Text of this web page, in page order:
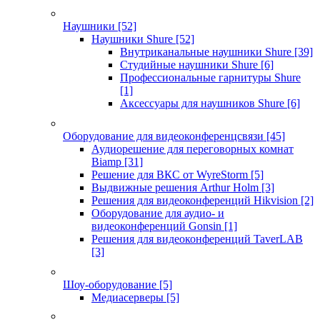
Наушники [52]
Наушники Shure [52]
Внутриканальные наушники Shure [39]
Студийные наушники Shure [6]
Профессиональные гарнитуры Shure
[1]
Аксессуары для наушников Shure [6]
Оборудование для видеоконференцсвязи [45]
Аудиорешение для переговорных комнат
Biamp [31]
Решение для ВКС от WyreStorm [5]
Выдвижные решения Arthur Holm [3]
Решения для видеоконференций Hikvision [2]
Оборудование для аудио- и
видеоконференций Gonsin [1]
Решения для видеоконференций TaverLAB
[3]
Шоу-оборудование [5]
Медиасерверы [5]